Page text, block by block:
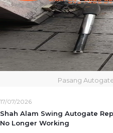
Pasang
17/07/2026
Shah Alam Swing Autogate
No Longer Working